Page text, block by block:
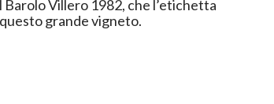
Villero 1982, che l’etichetta
grande vigneto.